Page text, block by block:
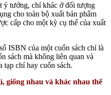
ý tưởng, chỉ khác ở đối tượng
cho toàn bộ xuất bản phẩm
cấp cho một kỳ cụ thể của xuất
ISBN của một cuốn sách chỉ là
sách mà không liên quan và
tạp chí hay cuốn sách.
giống nhau và khác nhau thế